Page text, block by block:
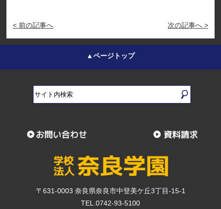
< 前の記事へ 次の記事へ >
▲ページトップ
〒631-0003 奈良県奈良市中登美ケ丘3丁目-15-1
TEL.0742-93-5100